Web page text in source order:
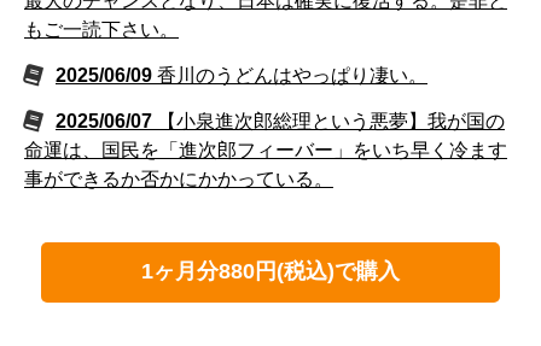
もご一読下さい。
2025/06/09 香川のうどんはやっぱり凄い。
2025/06/07
【小泉進次郎総理という悪夢】我が国の
命運は、国民を「進次郎フィーバー」をいち早く冷ます
事ができるか否かにかかっている。
1ヶ月分880円(税込)で購入